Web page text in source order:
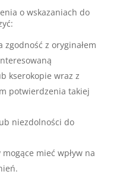
o wskazaniach do
z oryginałem
kserokopie wraz z
potwierdzenia takiej
niezdolności do
mieć wpływ na